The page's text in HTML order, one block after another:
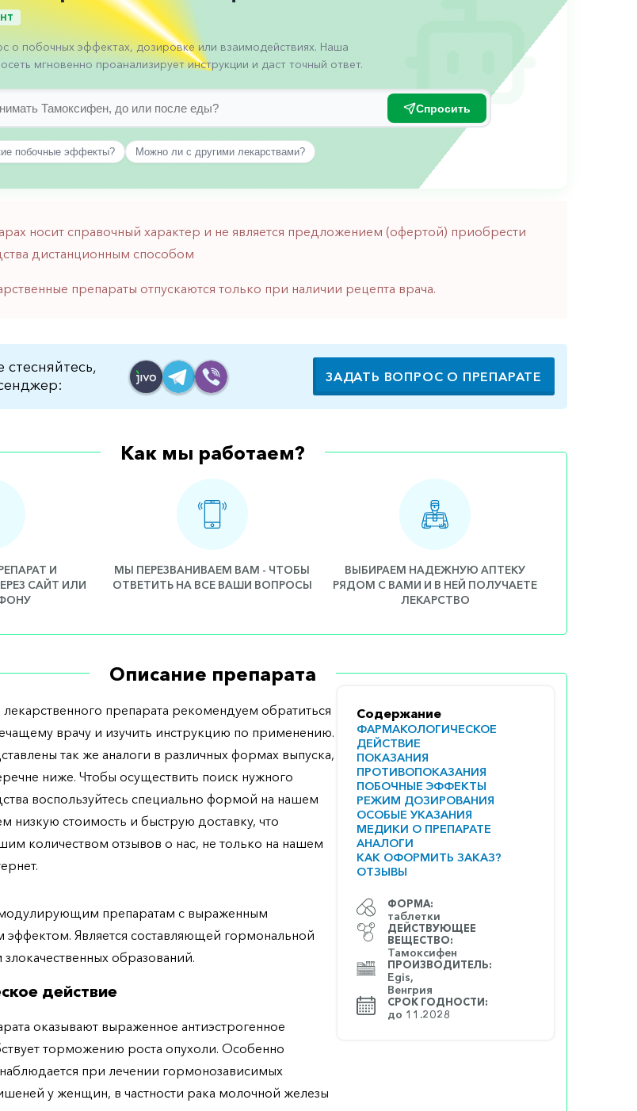
о побочных эффектах, дозировке или взаимодействиях. Наша
мгновенно проанализирует инструкции и даст точный ответ.
Спросить
побочные эффекты? Можно ли с другими лекарствами?
носит справочный характер и не является предложением (офертой) приобрести
дистанционным способом
препараты отпускаются только при наличии рецепта врача.
ЗАДАТЬ ВОПРОС О ПРЕПАРАТЕ
Как мы работаем?
И
САЙТ ИЛИ
МЫ ПЕРЕЗВАНИВАЕМ ВАМ - ЧТОБЫ
ОТВЕТИТЬ НА ВСЕ ВАШИ ВОПРОСЫ
ВЫБИРАЕМ НАДЕЖНУЮ АПТЕКУ
РЯДОМ С ВАМИ И В НЕЙ ПОЛУЧАЕТЕ
ЛЕКАРСТВО
Описание препарата
Содержание
ФАРМАКОЛОГИЧЕСКОЕ
ДЕЙСТВИЕ
ПОКАЗАНИЯ
ПРОТИВОПОКАЗАНИЯ
ПОБОЧНЫЕ ЭФФЕКТЫ
РЕЖИМ ДОЗИРОВАНИЯ
ОСОБЫЕ УКАЗАНИЯ
МЕДИКИ О ПРЕПАРАТЕ
АНАЛОГИ
КАК ОФОРМИТЬ ЗАКАЗ?
ОТЗЫВЫ
ФОРМА:
таблетки
ДЕЙСТВУЮЩЕЕ
ВЕЩЕСТВО:
Тамоксифен
ПРОИЗВОДИТЕЛЬ:
Egis,
Венгрия
СРОК ГОДНОСТИ:
до 11.2028
препарата рекомендуем обратиться
врачу и изучить инструкцию по применению.
так же аналоги в различных формах выпуска,
ниже. Чтобы осуществить поиск нужного
воспользуйтесь специально формой на нашем
низкую стоимость и быструю доставку, что
количеством отзывов о нас, не только на нашем
препаратам с выраженным
эффектом. Является составляющей гормональной
образований.
действие
оказывают выраженное антиэстрогенное
торможению роста опухоли. Особенно
при лечении гормонозависимых
у женщин, в частности рака молочной железы